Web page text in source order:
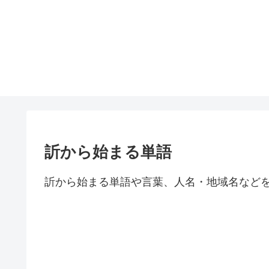
訢から始まる単語
訢から始まる単語や言葉、人名・地域名など